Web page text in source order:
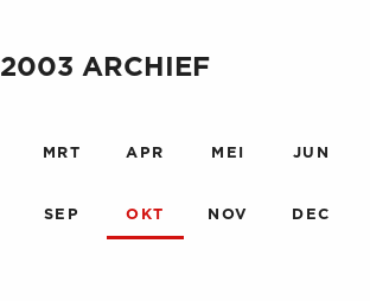
2003 ARCHIEF
MRT APR MEI JUN
SEP OKT NOV DEC